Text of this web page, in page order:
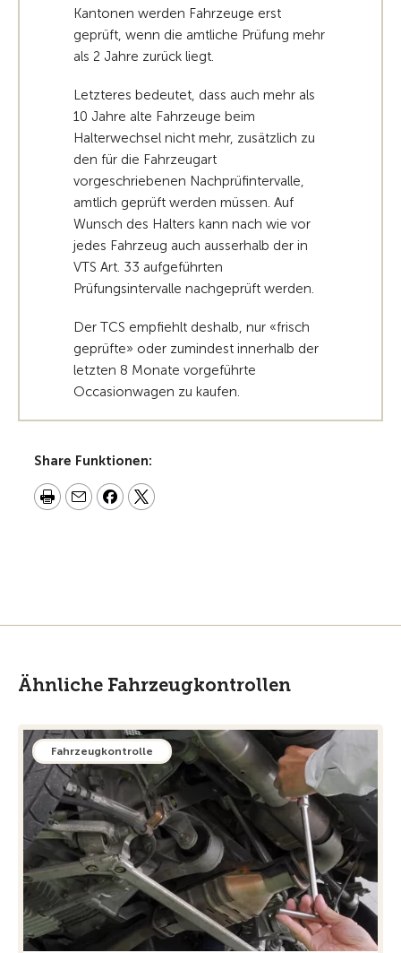
Kantonen werden Fahrzeuge erst
geprüft, wenn die amtliche Prüfung mehr
als 2 Jahre zurück liegt.
Letzteres bedeutet, dass auch mehr als
10 Jahre alte Fahrzeuge beim
Halterwechsel nicht mehr, zusätzlich zu
den für die Fahrzeugart
vorgeschriebenen Nachprüfintervalle,
amtlich geprüft werden müssen. Auf
Wunsch des Halters kann nach wie vor
jedes Fahrzeug auch ausserhalb der in
VTS Art. 33 aufgeführten
Prüfungsintervalle nachgeprüft werden.
Der TCS empfiehlt deshalb, nur «frisch
geprüfte» oder zumindest innerhalb der
letzten 8 Monate vorgeführte
Occasionwagen zu kaufen.
Share Funktionen:
Ähnliche Fahrzeugkontrollen
Fahrzeugkontrolle